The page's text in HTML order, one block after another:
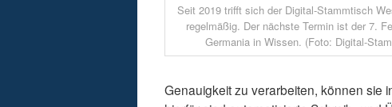
Seit 2019 trifft sich der Digital-Stammtisch
regelmäßig. Der nächste Termin ist der 7.
Germania in Wissen. (Foto: Digital-
Genauigkeit zu verarbeiten, können sie